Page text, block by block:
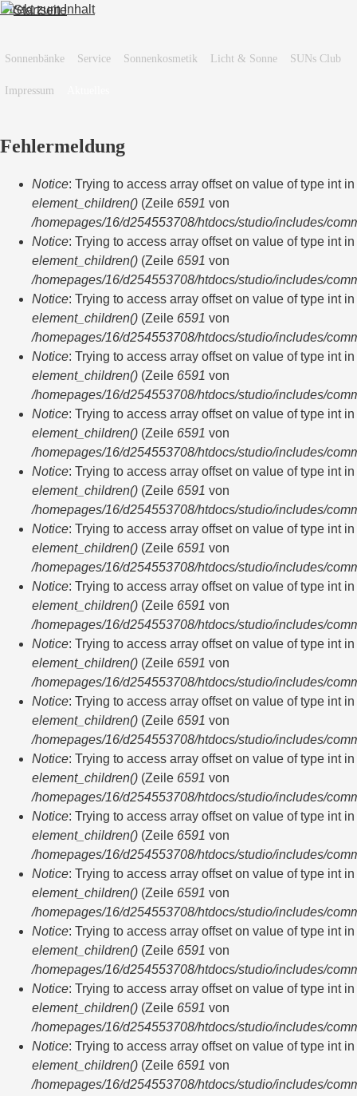
Direkt zum Inhalt
Sonnenbänke Service Sonnenkosmetik Licht & Sonne SUNs Club
Impressum
Fehlermeldung
Notice: Trying to access array offset on value of type int in
element_children() (Zeile 6591 von
/homepages/16/d254553708/htdocs/studio/includes/
Notice: Trying to access array offset on value of type int in
element_children() (Zeile 6591 von
/homepages/16/d254553708/htdocs/studio/includes/
Notice: Trying to access array offset on value of type int in
element_children() (Zeile 6591 von
/homepages/16/d254553708/htdocs/studio/includes/
Notice: Trying to access array offset on value of type int in
element_children() (Zeile 6591 von
/homepages/16/d254553708/htdocs/studio/includes/
Notice: Trying to access array offset on value of type int in
element_children() (Zeile 6591 von
/homepages/16/d254553708/htdocs/studio/includes/
Notice: Trying to access array offset on value of type int in
element_children() (Zeile 6591 von
/homepages/16/d254553708/htdocs/studio/includes/
Notice: Trying to access array offset on value of type int in
element_children() (Zeile 6591 von
/homepages/16/d254553708/htdocs/studio/includes/
Notice: Trying to access array offset on value of type int in
element_children() (Zeile 6591 von
/homepages/16/d254553708/htdocs/studio/includes/
Notice: Trying to access array offset on value of type int in
element_children() (Zeile 6591 von
/homepages/16/d254553708/htdocs/studio/includes/
Notice: Trying to access array offset on value of type int in
element_children() (Zeile 6591 von
/homepages/16/d254553708/htdocs/studio/includes/
Notice: Trying to access array offset on value of type int in
element_children() (Zeile 6591 von
/homepages/16/d254553708/htdocs/studio/includes/
Notice: Trying to access array offset on value of type int in
element_children() (Zeile 6591 von
/homepages/16/d254553708/htdocs/studio/includes/
Notice: Trying to access array offset on value of type int in
element_children() (Zeile 6591 von
/homepages/16/d254553708/htdocs/studio/includes/
Notice: Trying to access array offset on value of type int in
element_children() (Zeile 6591 von
/homepages/16/d254553708/htdocs/studio/includes/
Notice: Trying to access array offset on value of type int in
element_children() (Zeile 6591 von
/homepages/16/d254553708/htdocs/studio/includes/
Notice: Trying to access array offset on value of type int in
element_children() (Zeile 6591 von
/homepages/16/d254553708/htdocs/studio/includes/